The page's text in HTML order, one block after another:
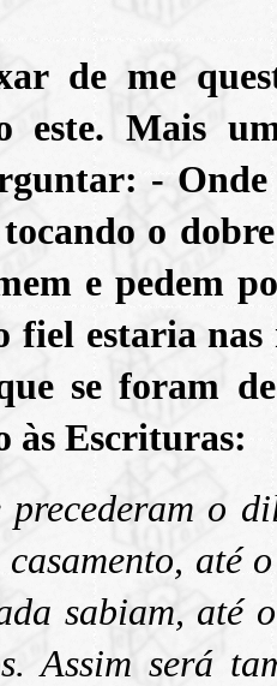
de me
este. Mais
- Onde
o
e pedem
fiel estaria
se foram
às Escrituras:
precederam o
casamento, até
sabiam, até
Assim será